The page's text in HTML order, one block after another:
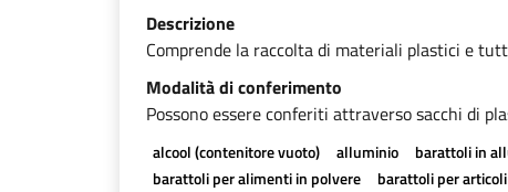
Descrizione
Comprende la raccolta di materiali plastici e
Modalità di conferimento
Possono essere conferiti attraverso sacchi di
alcool (contenitore vuoto) alluminio barattoli in
barattoli per alimenti in polvere
barattoli per